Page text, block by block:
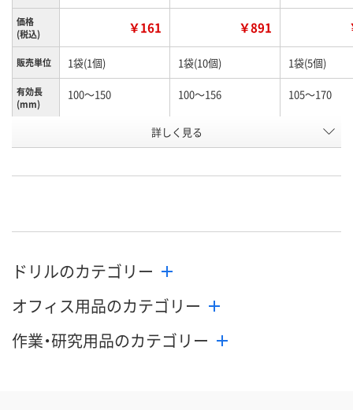
価格
(税込)
￥161 ￥891
販売単位 1袋(1個) 1袋(10個) 1袋(5個)
有効長
(mm)
100～150 100～156 105～170
N261156 K960603
カゴへ
詳しく見る
ドリルのカテゴリー
オフィス用品のカテゴリー
作業・研究用品のカテゴリー